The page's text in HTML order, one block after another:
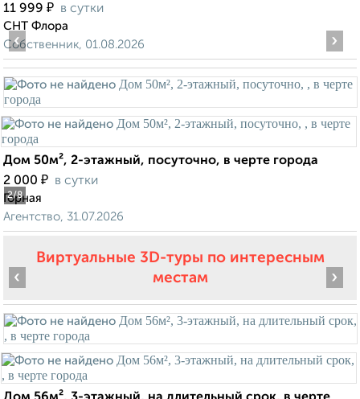
11 999 ₽ в сутки
СНТ Флора
Собственник, 01.08.2026
2/8
‹ ›
Дом 50м², 2-этажный, посуточно, в черте города
2 000 ₽ в сутки
Горная
Агентство, 31.07.2026
Виртуальные 3D-туры по интересным
местам
‹ ›